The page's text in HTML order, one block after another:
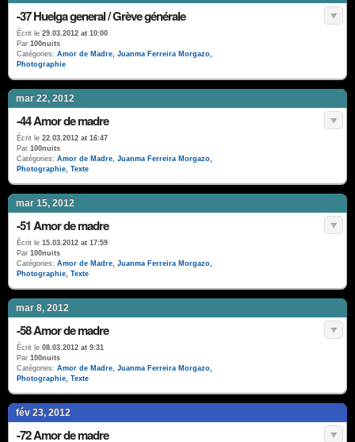
-37 Huelga general / Grève générale
Écrit le 29.03.2012 at 10:00
Par 100nuits
Catégories: Amor de Madre, Juanma Ferreira Morgazo,
Photographie
mar 22, 2012
-44 Amor de madre
Écrit le 22.03.2012 at 16:47
Par 100nuits
Catégories: Amor de Madre, Juanma Ferreira Morgazo,
Photographie, Texte
mar 15, 2012
-51 Amor de madre
Écrit le 15.03.2012 at 17:59
Par 100nuits
Catégories: Amor de Madre, Juanma Ferreira Morgazo,
Photographie, Texte
mar 8, 2012
-58 Amor de madre
Écrit le 08.03.2012 at 9:31
Par 100nuits
Catégories: Amor de Madre, Juanma Ferreira Morgazo,
Photographie, Texte
fév 23, 2012
-72 Amor de madre